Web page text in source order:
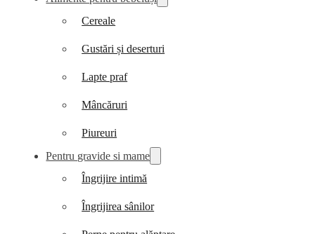
Cereale
Gustări și deserturi
Lapte praf
Mâncăruri
Piureuri
Pentru gravide si mame
Îngrijire intimă
Îngrijirea sânilor